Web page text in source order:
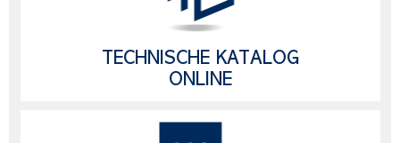
TECHNISCHE KATALOG
ONLINE